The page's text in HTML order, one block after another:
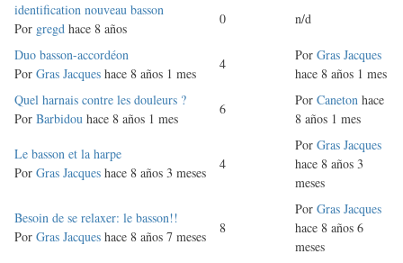
Discusión
normal
identification nouveau basson
Por gregd hace 8 años
0 n/d
Discusión
normal
Duo basson-accordéon
Por Gras Jacques hace 8 años 1 mes
4
Por Gras Jacques
hace 8 años 1 mes
Discusión
normal
Quel harnais contre les douleurs ?
Por Barbidou hace 8 años 1 mes
6
Por Caneton hace
8 años 1 mes
Discusión
normal
Le basson et la harpe
Por Gras Jacques hace 8 años 3 meses
4
Por Gras Jacques
hace 8 años 3
meses
Discusión
normal
Besoin de se relaxer: le basson!!
Por Gras Jacques hace 8 años 7 meses
8
Por Gras Jacques
hace 8 años 6
meses